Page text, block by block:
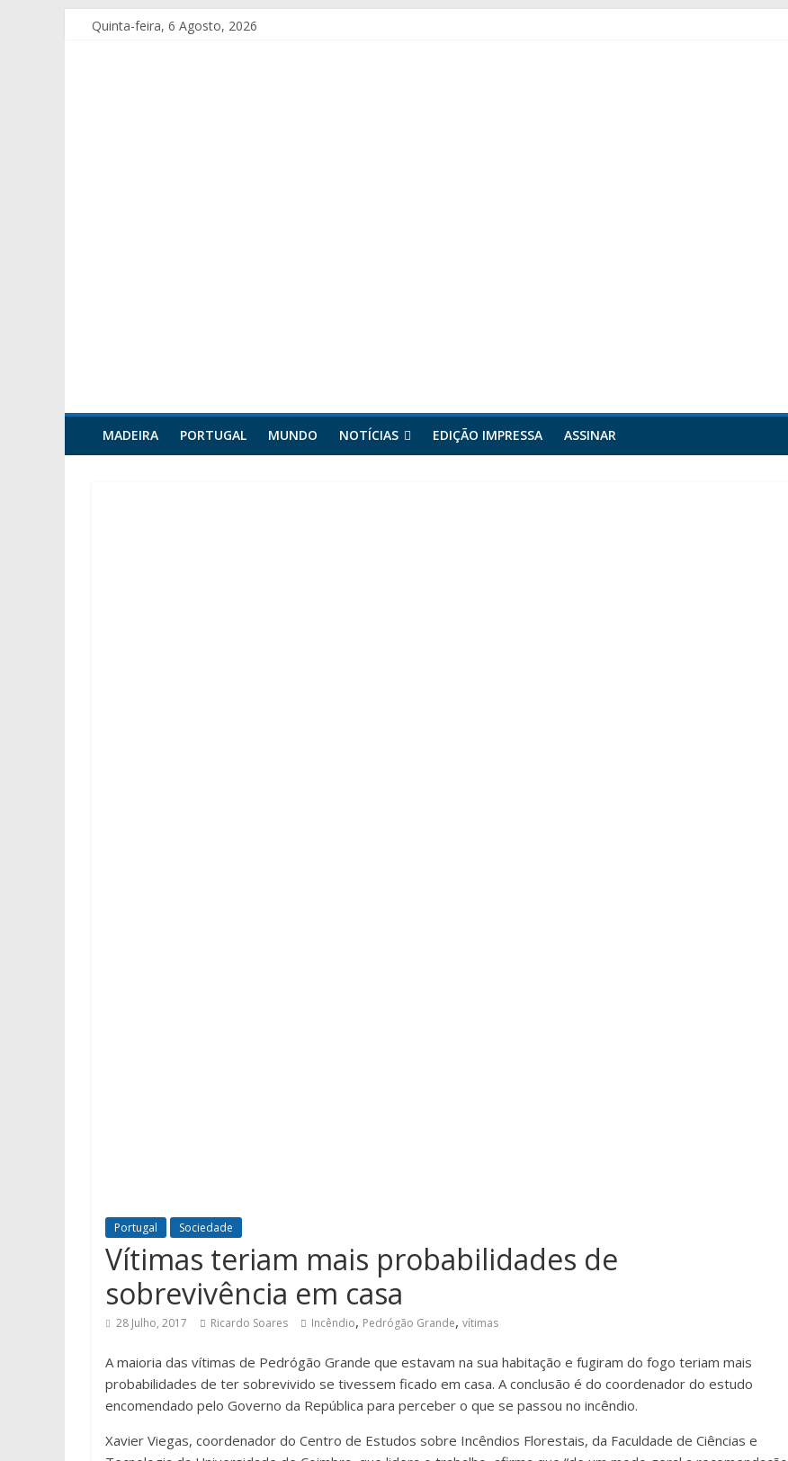
Quinta-feira, 6 Agosto, 2026
MADEIRA PORTUGAL MUNDO NOTÍCIAS EDIÇÃO IMPRESSA ASSINAR
Portugal Sociedade
Vítimas teriam mais probabilidades de
sobrevivência em casa
28 Julho, 2017 Ricardo Soares Incêndio, Pedrógão Grande, vítimas
A maioria das vítimas de Pedrógão Grande que estavam na sua habitação e fugiram do fogo teriam mais
probabilidades de ter sobrevivido se tivessem ficado em casa. A conclusão é do coordenador do estudo
encomendado pelo Governo da República para perceber o que se passou no incêndio.
Xavier Viegas, coordenador do Centro de Estudos sobre Incêndios Florestais, da Faculdade de Ciências e